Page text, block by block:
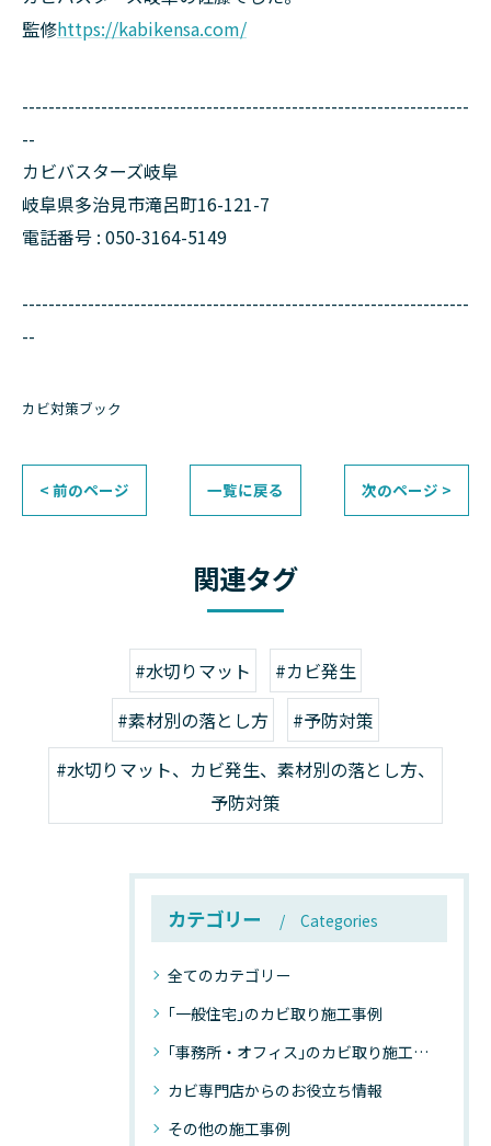
監修https://kabikensa.com/
--------------------------------------------------------------------
--
カビバスターズ岐阜
岐阜県多治見市滝呂町16-121-7
電話番号 : 050-3164-5149
--------------------------------------------------------------------
--
カビ対策ブック
< 前のページ 一覧に戻る 次のページ >
関連タグ
#水切りマット
#カビ発生
#素材別の落とし方
#予防対策
#水切りマット、カビ発生、素材別の落とし方、
予防対策
カテゴリー Categories
全てのカテゴリー
｢一般住宅｣のカビ取り施工事例
｢事務所・オフィス｣のカビ取り施工事例
カビ専門店からのお役立ち情報
その他の施工事例